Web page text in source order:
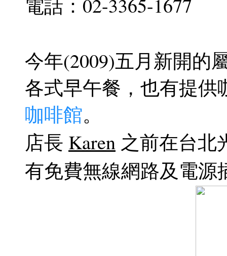
今年(2009)五月新開的
各式早午餐，也有提
咖啡館。
店長 Karen 之前在台北
有免費無線網路及電源